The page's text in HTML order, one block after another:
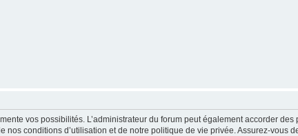
vos possibilités. L’administrateur du forum peut également accorder des
conditions d’utilisation et de notre politique de vie privée. Assurez-vous